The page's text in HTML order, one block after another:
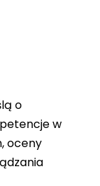
o
w
oceny